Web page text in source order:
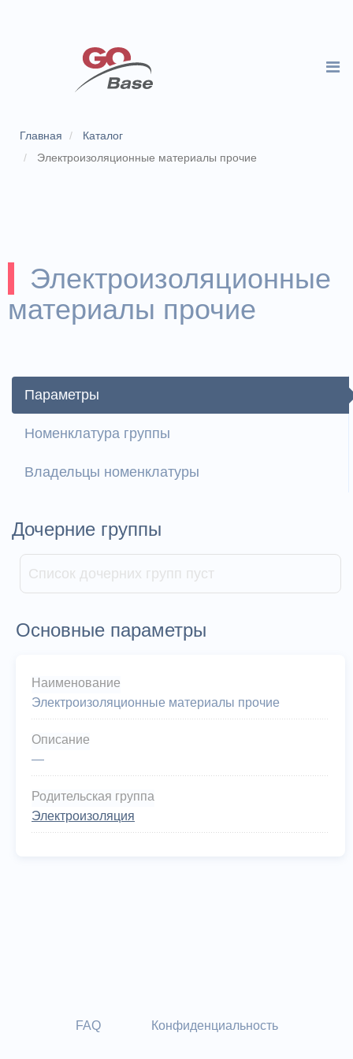
Главная
Каталог
Электроизоляционные материалы прочие
Электроизоляционные
материалы прочие
Параметры
Номенклатура группы
Владельцы номенклатуры
Дочерние группы
Список дочерних групп пуст
Основные параметры
Наименование
Электроизоляционные материалы прочие
Описание
—
Родительская группа
Электроизоляция
FAQ Конфиденциальность